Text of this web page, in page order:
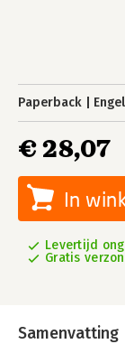
Paperback
€ 28,07
In
Levertijd
Gratis
Samenvatting